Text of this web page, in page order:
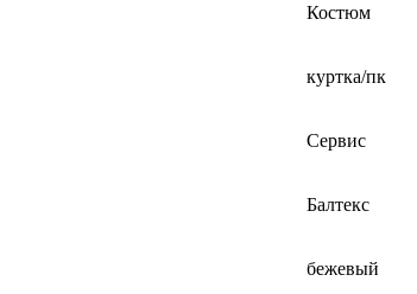
Костюм
куртка/пк
Сервис
Балтекс
бежевый